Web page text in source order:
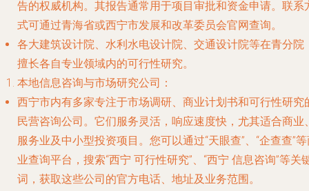
告的权威机构。其报告通常用于项目审批和资金申请。联系
式可通过青海省或西宁市发展和改革委员会官网查询。
各大建筑设计院、水利水电设计院、交通设计院等在青分院
擅长各自专业领域内的可行性研究。
本地信息咨询与市场研究公司 ：
西宁市内有多家专注于市场调研、商业计划书和可行性研究
民营咨询公司。它们服务灵活，响应速度快，尤其适合商业
服务业及中小型投资项目。您可以通过“天眼查”、“企查查”
业查询平台，搜索“西宁 可行性研究”、“西宁 信息咨询”等关
词，获取这些公司的官方电话、地址及业务范围。